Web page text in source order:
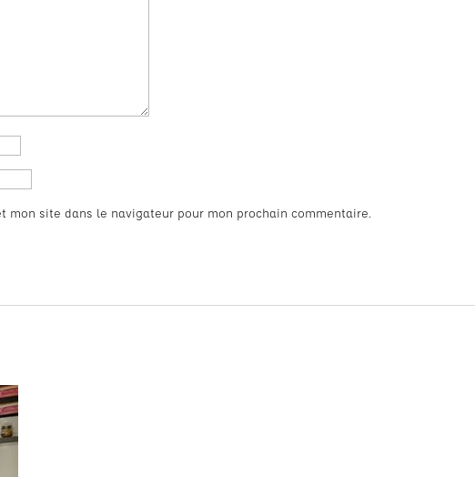
mon site dans le navigateur pour mon prochain commentaire.